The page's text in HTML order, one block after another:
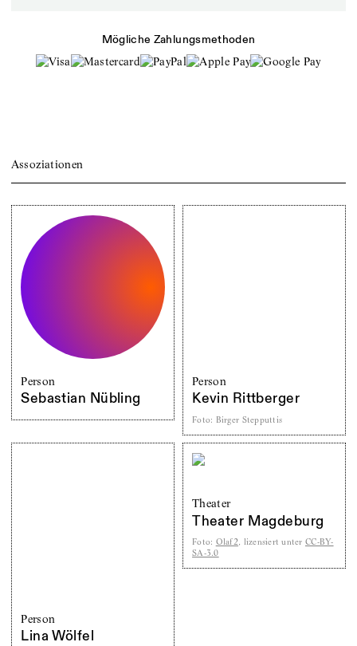
Mögliche Zahlungsmethoden
Assoziationen
Person
Sebastian Nübling
Person
Kevin Rittberger
Foto: Birger Stepputtis
Person
Lina Wölfel
Theater
Theater Magdeburg
Foto: Olaf2, lizensiert unter CC-BY-
SA-3.0